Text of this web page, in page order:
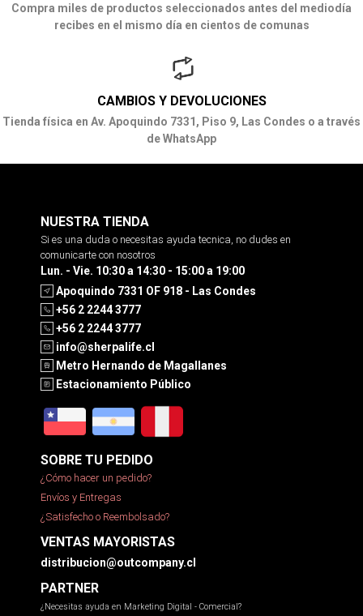
Compra miles de productos seleccionados antes del mediodía
recibes en el mismo día en cientos de comunas
CAMBIOS Y DEVOLUCIONES
Tienda física en Av. Apoquindo 7331, Piso 9, Las Condes o a través
de WhatsApp
NUESTRA TIENDA
Si es una duda o necesitas ayuda tecnica, no dudes en
comunicarte con nosotros
Lun. - Vie. 10:30 a 14:30 - 15:00 a 19:00
Apoquindo 7331 OF 918 - Las Condes
+56 2 2244 3777
+56 2 2244 3777
info@sherpalife.cl
Metro Hernando de Magallanes
Estacionamiento Público
SOBRE TU PEDIDO
¿Cómo hacer un pedido?
Envíos y Entregas
¿Satisfecho o Reembolsado?
VENTAS MAYORISTAS
distribucion@outcompany.cl
PARTNER
¿Necesitas ayuda en Marketing Digital - Comercial?